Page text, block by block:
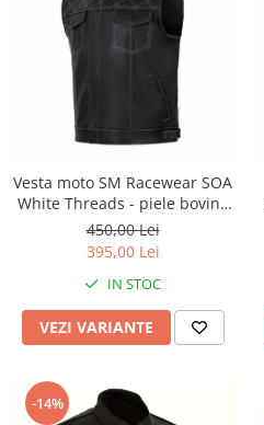
Vesta moto SM Racewear SOA
White Threads - piele bovina
groasa, fermoare metalice,
croiala cu guler ridicat si
detalii cusaturi contrastante
450,00 Lei
395,00 Lei
IN STOC
VEZI VARIANTE
-14%